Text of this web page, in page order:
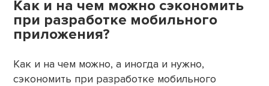
Как и на чем можно сэкономить
при разработке мобильного
приложения?
Как и на чем можно, а иногда и нужно,
сэкономить при разработке мобильного